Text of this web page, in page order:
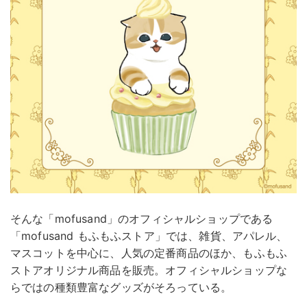
そんな「mofusand」のオフィシャルショップである
「mofusand もふもふストア」では、雑貨、アパレル、
マスコットを中心に、人気の定番商品のほか、もふもふ
ストアオリジナル商品を販売。オフィシャルショップな
らではの種類豊富なグッズがそろっている。